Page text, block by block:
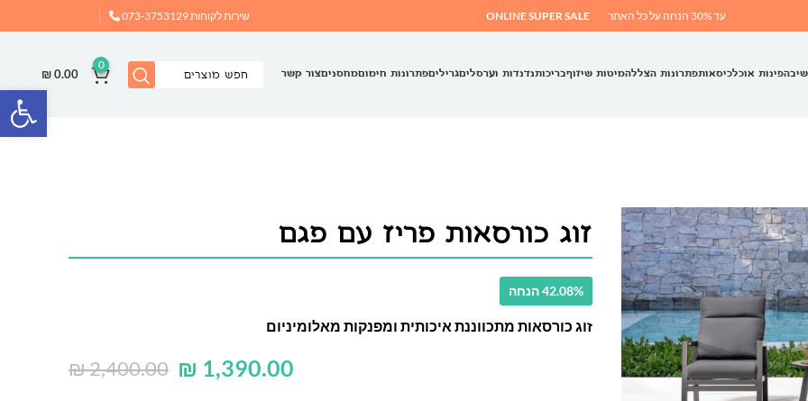
עד 30% הנחה על כל האתר ONLINE SUPER SALE שירות לקוחות073-3753129
פינות אוכלכיסאותפתרונות הצללהמיטות שיזוףבריכותנדנדות וערסליםגריליםפתרונות חימוםמחסניםצור קשר
0
₪0.00
זוג כורסאות פריז עם פגם
42.08% הנחה
זוג כורסאות מתכווננת איכותית ומפנקות מאלומיניום
₪2,400.00 ₪ 1,390.00